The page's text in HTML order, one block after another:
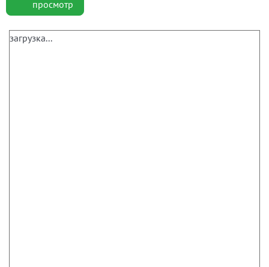
просмотр
загрузка...